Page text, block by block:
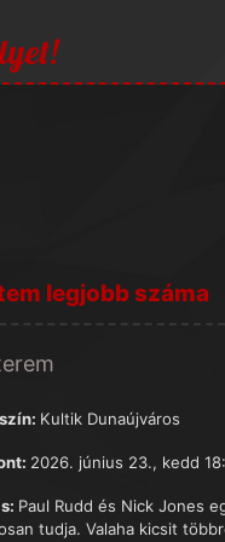
legjobb száma
Kultik Dunaújváros
2026. június 23., kedd
Paul Rudd és Nick Jones
tudja. Valaha kicsit